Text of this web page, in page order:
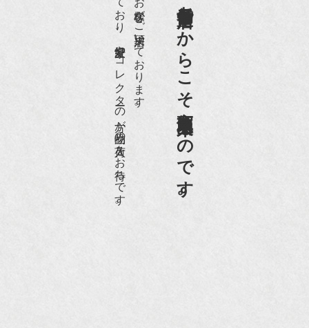
老舗骨董店だからこそ高価買取出来るのです。
愛好家やコレクターの方が品物の入荷をお待ちです。